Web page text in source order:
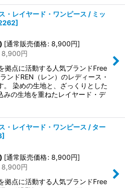
・レイヤード・ワンピース / ミッ
]
[通常販売価格: 8,900円]
8,900円
拠点に活動する人気ブランドFree
ンドREN（レン）のレディース・
。 染めの生地と、ざっくりとした
みの生地を重ねたレイヤード・デ
・レイヤード・ワンピース / ター
]
[通常販売価格: 8,900円]
8,900円
拠点に活動する人気ブランドFree